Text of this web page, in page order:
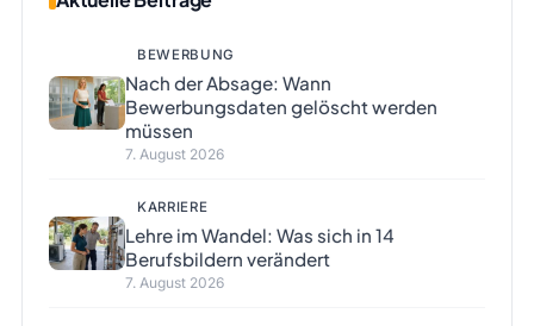
BEWERBUNG
Nach der Absage: Wann
Bewerbungsdaten gelöscht werden
müssen
7. August 2026
KARRIERE
Lehre im Wandel: Was sich in 14
Berufsbildern verändert
7. August 2026